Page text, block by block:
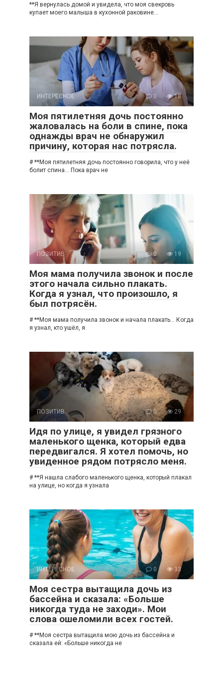
**Я вернулась домой и увидела, что моя свекровь
купает моего малыша в кухонной раковине…
ИНТЕРЕСНОЕ 0 18
Моя пятилетняя дочь постоянно
жаловалась на боли в спине, пока
однажды врач не обнаружил
причину, которая нас потрясла.
# **Моя пятилетняя дочь постоянно говорила, что у неё
болит спина… Пока врач не
ПОЗИТИВ 0 19
Моя мама получила звонок и после
этого начала сильно плакать.
Когда я узнал, что произошло, я
был потрясён.
# **Моя мама получила звонок и начала плакать… Когда
я узнал, кто ушёл, я
ПОЗИТИВ 0 29
Идя по улице, я увидел грязного
маленького щенка, который едва
передвигался. Я хотел помочь, но
увиденное рядом потрясло меня.
# **Я нашла слабого маленького щенка, который плакал
на улице, но когда я узнала
ИНТЕРЕСНОЕ 0 33
Моя сестра вытащила дочь из
бассейна и сказала: «Больше
никогда туда не заходи». Мои
слова ошеломили всех гостей.
# **Моя сестра вытащила мою дочь из бассейна и
сказала ей: «Больше никогда не